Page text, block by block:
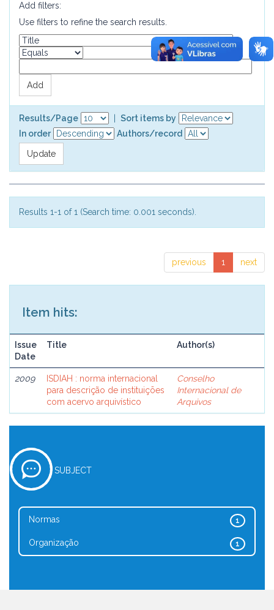
Add filters:
Use filters to refine the search results.
Results/Page
Sort items by
In order
Authors/record
Results 1-1 of 1 (Search time: 0.001 seconds).
previous 1 next
Item hits:
Issue
Date
Title Author(s)
2009
ISDIAH : norma internacional
para descrição de instituições
com acervo arquivístico
Conselho
Internacional de
Arquivos
SUBJECT
1
Normas
1
Organização